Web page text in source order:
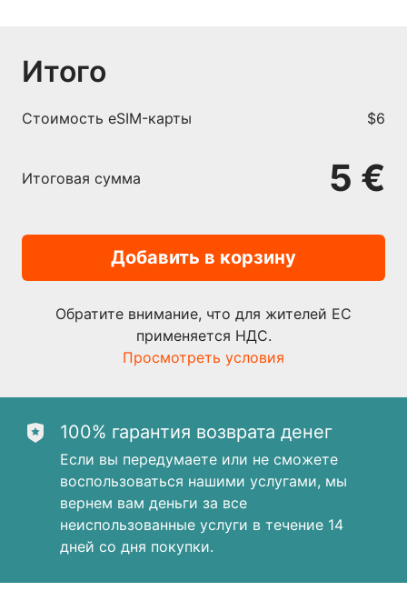
Итого
Cтоимость eSIM-карты $6
Итоговая сумма 5 €
Добавить в корзину
Обратите внимание, что для жителей ЕС
применяется НДС.
Просмотреть условия
100% гарантия возврата денег
Если вы передумаете или не сможете
воспользоваться нашими услугами, мы
вернем вам деньги за все
неиспользованные услуги в течение 14
дней со дня покупки.